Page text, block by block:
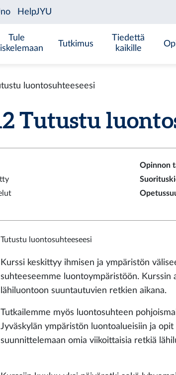
Tule
Tutkimus
Tiedettä
kaikille
luontosuhteeseesi
Tutustu
Opinnon
Tutustu luontosuhteeseesi
Kurssi keskittyy ihmisen ja ympäristön
suhteeseemme luontoympäristöön. Kurssin
lähiluontoon suuntautuvien retkien aikana.
Tutkailemme myös luontosuhteen
Jyväskylän ympäristön luontoalueisiin ja
suunnittelemaan omia viikoittaisia retkiä